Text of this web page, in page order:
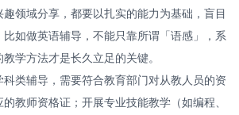
领域分享，都要以扎实的能力为基础，盲目
如做英语辅导，不能只靠所谓「语感」，系
学方法才是长久立足的关键。
科类辅导，需要符合教育部门对从教人员的资
教师资格证；开展专业技能教学（如编程、